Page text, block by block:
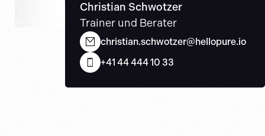
Christian Schwotzer
Trainer und Berater
christian.schwotzer@hellopure.io
+41 44 444 10 33